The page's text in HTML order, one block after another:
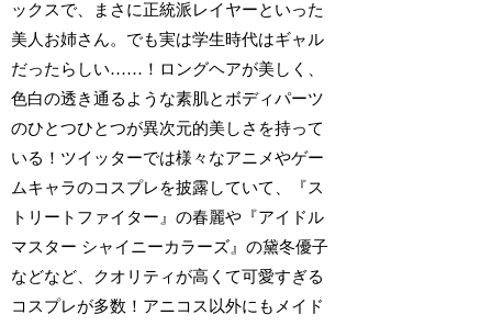
ックスで、まさに正統派レイヤーといった
美人お姉さん。でも実は学生時代はギャル
だったらしい……！ロングヘアが美しく、
色白の透き通るような素肌とボディパーツ
のひとつひとつが異次元的美しさを持って
いる！ツイッターでは様々なアニメやゲー
ムキャラのコスプレを披露していて、『ス
トリートファイター』の春麗や『アイドル
マスター シャイニーカラーズ』の黛冬優子
などなど、クオリティが高くて可愛すぎる
コスプレが多数！アニコス以外にもメイド